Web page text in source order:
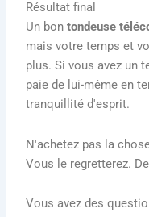
Résultat final
Un bontondeuse
mais votre temps et
plus. Si vous avez un
paie de lui-même en
tranquillité d'esprit.
N'achetez pas la
Vous le regretterez.
Vous avez des